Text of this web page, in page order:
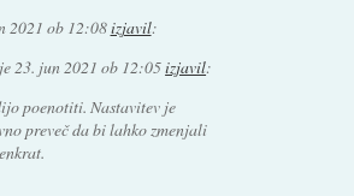
2021 ob 12:08izjavil:
23. jun 2021 ob 12:05izjavil:
poenotiti. Nastavitev je
preveč da bi lahko zmenjali